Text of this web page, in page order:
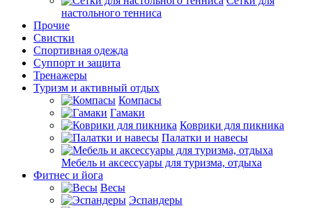
настольного тенниса
Прочие
Свистки
Спортивная одежда
Суппорт и защита
Тренажеры
Туризм и активный отдых
Компасы
Гамаки
Коврики для пикника
Палатки и навесы
Мебель и аксессуары для туризма, отдыха
Фитнес и йога
Весы
Эспандеры